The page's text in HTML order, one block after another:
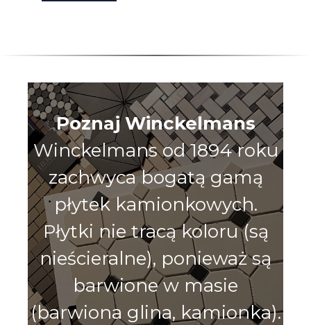
Poznaj Winckelmans
Winckelmans od 1894 roku
zachwyca bogatą gamą
płytek kamionkowych.
Płytki nie tracą koloru (są
nieścieralne), ponieważ są
barwione w masie
(barwiona glina, kamionka).